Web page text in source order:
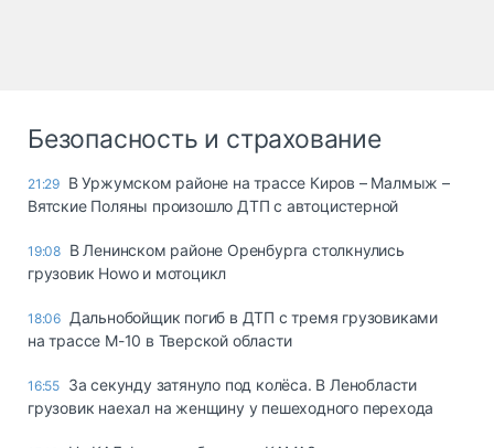
Безопасность и страхование
21:29 В Уржумском районе на трассе Киров – Малмыж –
Вятские Поляны произошло ДТП с автоцистерной
19:08 В Ленинском районе Оренбурга столкнулись
грузовик Howo и мотоцикл
18:06 Дальнобойщик погиб в ДТП с тремя грузовиками
на трассе М-10 в Тверской области
16:55 За секунду затянуло под колёса. В Ленобласти
грузовик наехал на женщину у пешеходного перехода